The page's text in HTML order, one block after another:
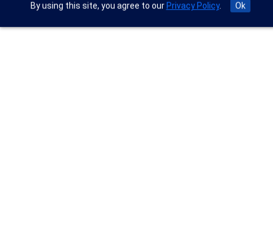
By using this site, you agree to our Privacy Policy. Ok